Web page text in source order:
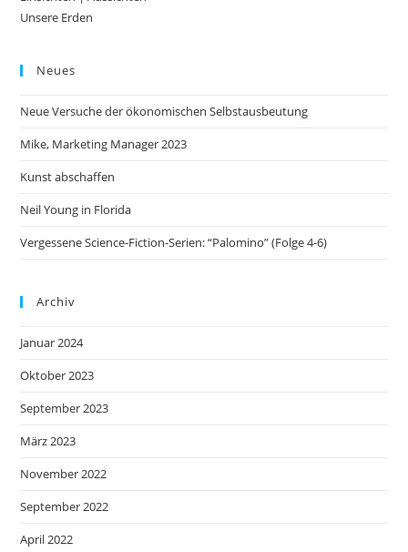
Unsere Erden
Neues
Neue Versuche der ökonomischen Selbstausbeutung
Mike, Marketing Manager 2023
Kunst abschaffen
Neil Young in Florida
Vergessene Science-Fiction-Serien: “Palomino” (Folge 4-6)
Archiv
Januar 2024
Oktober 2023
September 2023
März 2023
November 2022
September 2022
April 2022